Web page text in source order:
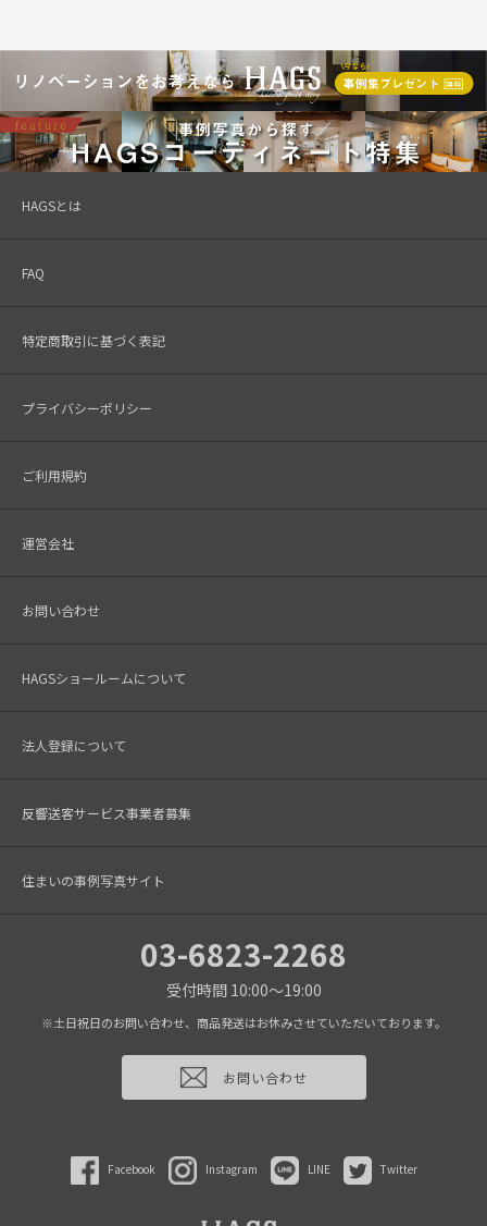
HAGSとは
FAQ
特定商取引に基づく表記
プライバシーポリシー
ご利用規約
運営会社
お問い合わせ
HAGSショールームについて
法人登録について
反響送客サービス事業者募集
住まいの事例写真サイト
03-6823-2268
受付時間 10:00～19:00
※土日祝日のお問い合わせ、商品発送はお休みさせていただいております。
お問い合わせ
Facebook Instagram LINE Twitter